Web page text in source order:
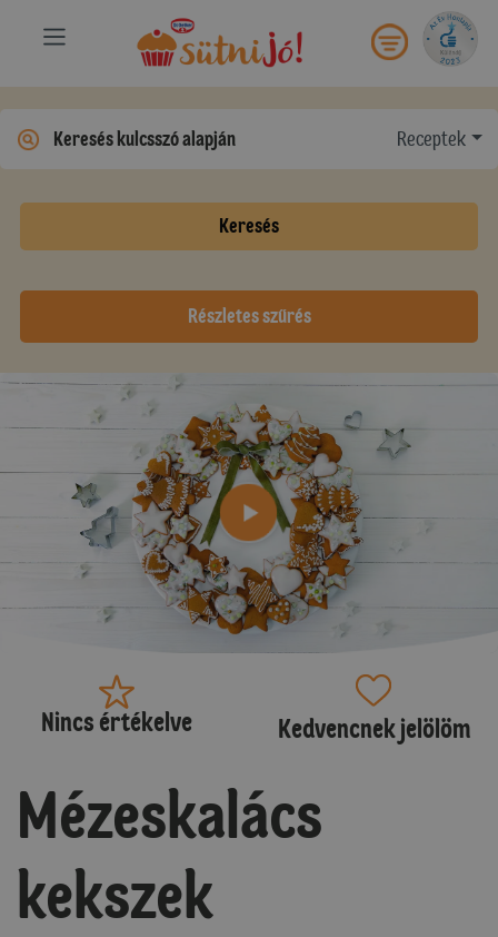
Receptek
Keresés
Részletes szűrés
Nincs értékelve Kedvencnek jelölöm
Mézeskalács
kekszek